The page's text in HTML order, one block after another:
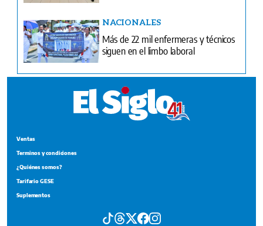
NACIONALES
Más de 22 mil enfermeras y técnicos
siguen en el limbo laboral
Ventas
Terminos y condiciones
¿Quiénes somos?
Tarifario GESE
Suplementos